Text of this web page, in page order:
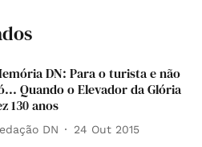
DN: Para o turista e não
Quando o Elevador da Glória
130 anos
DN 24 Out 2015